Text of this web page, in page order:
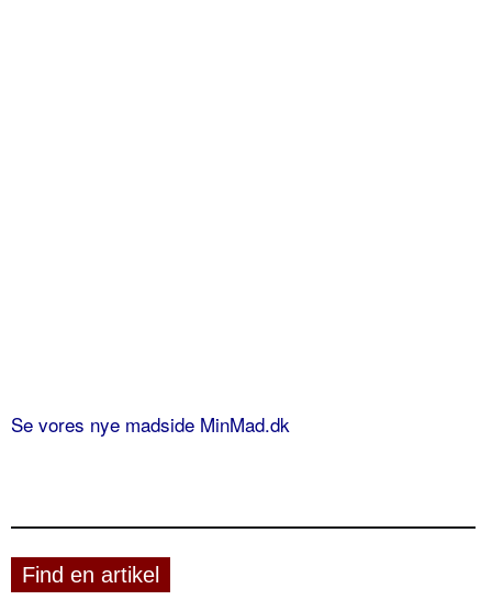
Se vores nye madside MinMad.dk
Find en artikel